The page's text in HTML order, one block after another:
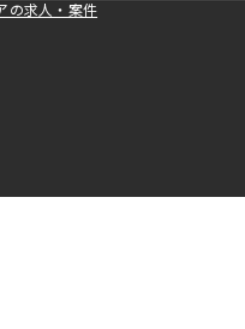
の求人・案件